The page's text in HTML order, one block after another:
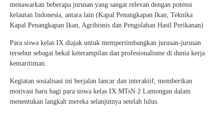
menawarkan beberapa jurusan yang sangat relevan dengan potensi
kelautan Indonesia, antara lain (Kapal Penangkapan Ikan, Teknika
Kapal Penangkapan Ikan, Agribisnis dan Pengolahan Hasil Perikanan)
Para siswa kelas IX diajak untuk mempertimbangkan jurusan-jurusan
tersebut sebagai bekal keterampilan dan profesionalisme di dunia kerja
kemaritiman.
Kegiatan sosialisasi ini berjalan lancar dan interaktif, memberikan
motivasi baru bagi para siswa kelas IX MTsN 2 Lamongan dalam
menentukan langkah mereka selanjutnya setelah lulus.